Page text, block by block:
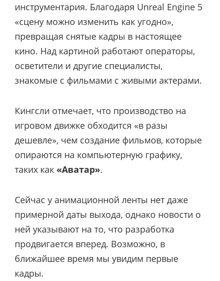
инструментария. Благодаря Unreal Engine 5
«сцену можно изменить как угодно»,
превращая снятые кадры в настоящее
кино. Над картиной работают операторы,
осветители и другие специалисты,
знакомые с фильмами с живыми актерами.
Кингсли отмечает, что производство на
игровом движке обходится «в разы
дешевле», чем создание фильмов, которые
опираются на компьютерную графику,
таких как «Аватар».
Сейчас у анимационной ленты нет даже
примерной даты выхода, однако новости о
ней указывают на то, что разработка
продвигается вперед. Возможно, в
ближайшее время мы увидим первые
кадры.